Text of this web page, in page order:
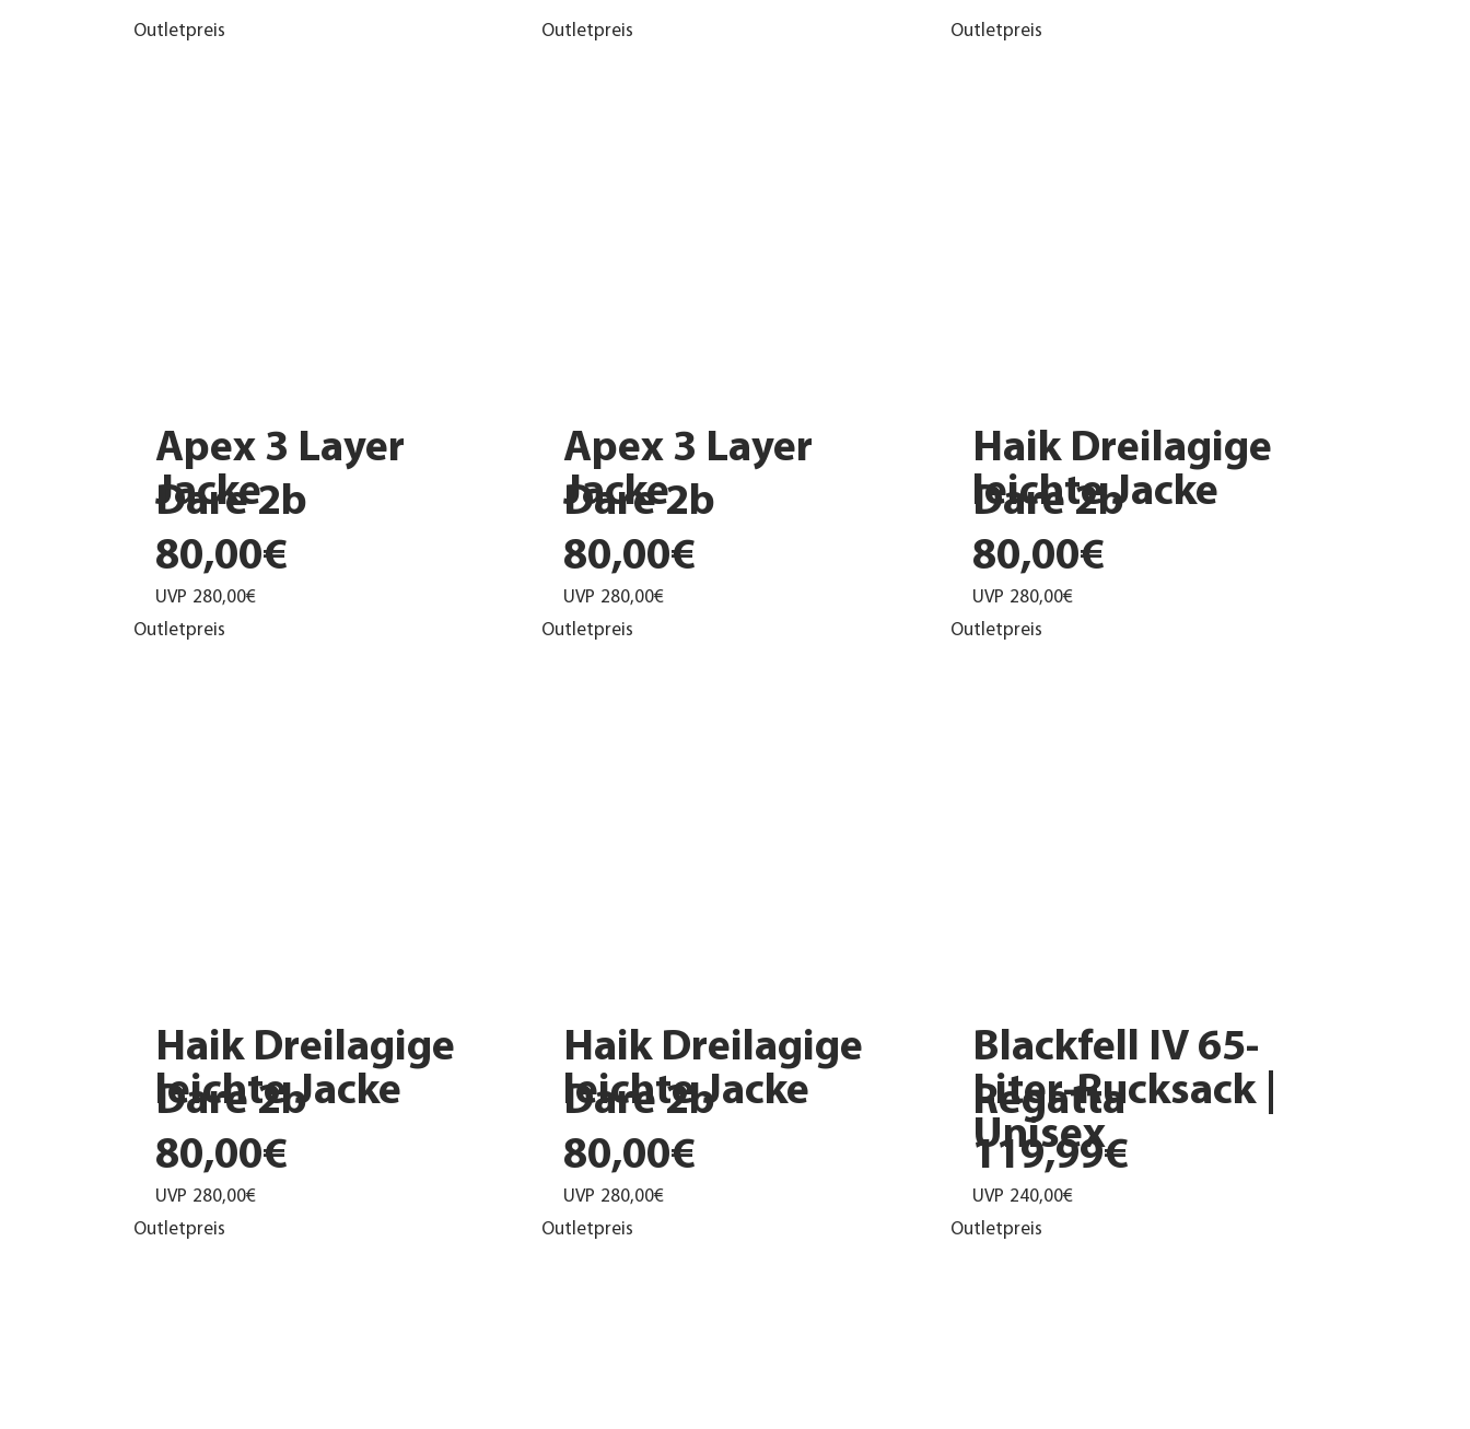
Apex 3 Layer
Jacke
Dare 2b
80,00€
UVP 280,00€
Outletpreis
Apex 3 Layer
Jacke
Dare 2b
80,00€
UVP 280,00€
Outletpreis
Haik Dreilagige
leichte Jacke
Dare 2b
80,00€
UVP 280,00€
Outletpreis
Haik Dreilagige
leichte Jacke
Dare 2b
80,00€
UVP 280,00€
Outletpreis
Haik Dreilagige
leichte Jacke
Dare 2b
80,00€
UVP 280,00€
Outletpreis
Blackfell IV 65-
Liter-Rucksack |
Unisex
Regatta
119,99€
UVP 240,00€
Outletpreis
Outletpreis Outletpreis Outletpreis